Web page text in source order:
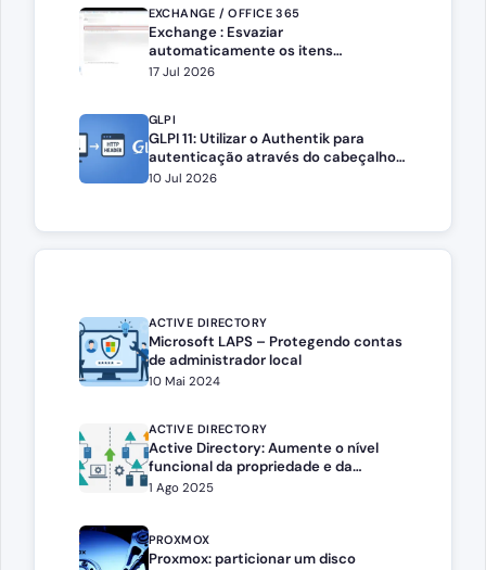
EXCHANGE / OFFICE 365
Exchange : Esvaziar
automaticamente os itens
eliminados
17 Jul 2026
GLPI
GLPI 11: Utilizar o Authentik para
autenticação através do cabeçalho
HTTP
10 Jul 2026
ACTIVE DIRECTORY
Microsoft LAPS – Protegendo contas
de administrador local
10 Mai 2024
ACTIVE DIRECTORY
Active Directory: Aumente o nível
funcional da propriedade e da
floresta com PowerShell
1 Ago 2025
PROXMOX
Proxmox: particionar um disco